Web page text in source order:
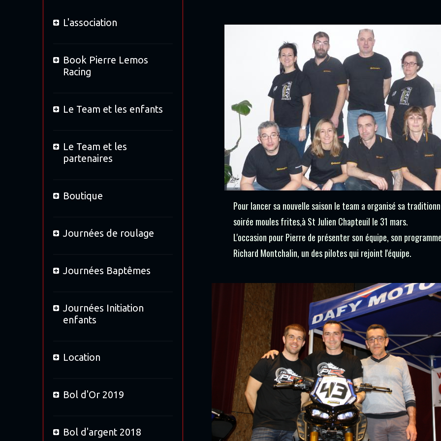
Pour lancer sa nouvelle saison le team a organisé sa
soirée moules frites,à St Julien Chapteuil le 31 mars.
L'occasion pour Pierre de présenter son équipe, son
Richard Montchalin, un des pilotes qui rejoint l'équipe.
L'association
Book Pierre Lemos
Racing
Le Team et les enfants
Le Team et les
partenaires
Boutique
Journées de roulage
Journées Baptêmes
Journées Initiation
enfants
Location
Bol d'Or 2019
Bol d'argent 2018